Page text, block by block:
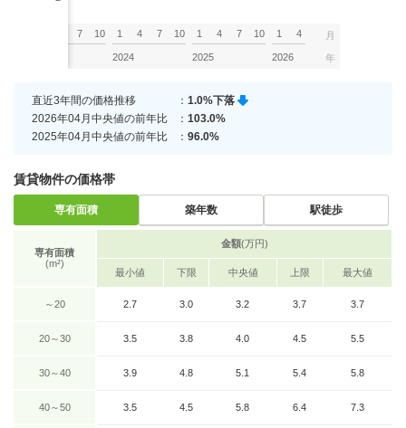
7 10 1 4 7 10
2024
1 4 7 10
2025
1 4
2026
月
年
直近3年間の価格推移 ： 1.0%下落
2026年04月中央値の前年比
： 103.0%
2025年04月中央値の前年比
： 96.0%
賃貸物件の価格帯
専有面積 築年数 駅徒歩
専有面積
(m²)
金額(万円)
最小値 下限 中央値 上限 最大値
～20 2.7 3.0 3.2 3.7 3.7
20～30 3.5 3.8 4.0 4.5 5.5
30～40 3.9 4.8 5.1 5.4 5.8
40～50 3.5 4.5 5.8 6.4 7.3